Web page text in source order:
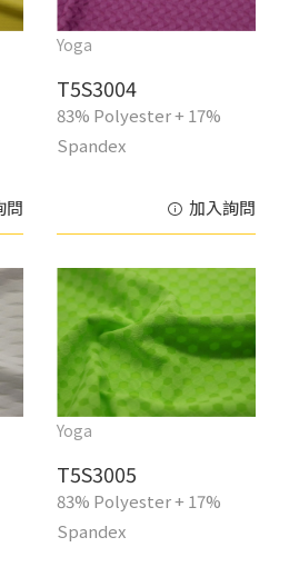
問
Yoga
T5S3004
83% Polyester + 17%
Spandex
加入詢問
Yoga
T5S3005
83% Polyester + 17%
Spandex